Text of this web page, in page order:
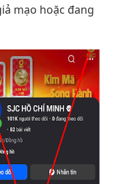
mạo hoặc đang